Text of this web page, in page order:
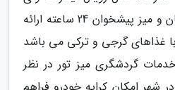
فای رایگان ، پارکینگ رایگان و میز پیشخوان 24 ساعته ارائه
غذاهای گرجی و ترکی می باشد
گردشگری میز تور در نظر